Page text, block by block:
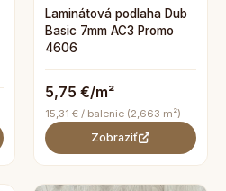
Laminátová podlaha Dub
Basic 7mm AC3 Promo
4606
5,75 €/m²
15,31 € / balenie (2,663 m²)
Zobraziť